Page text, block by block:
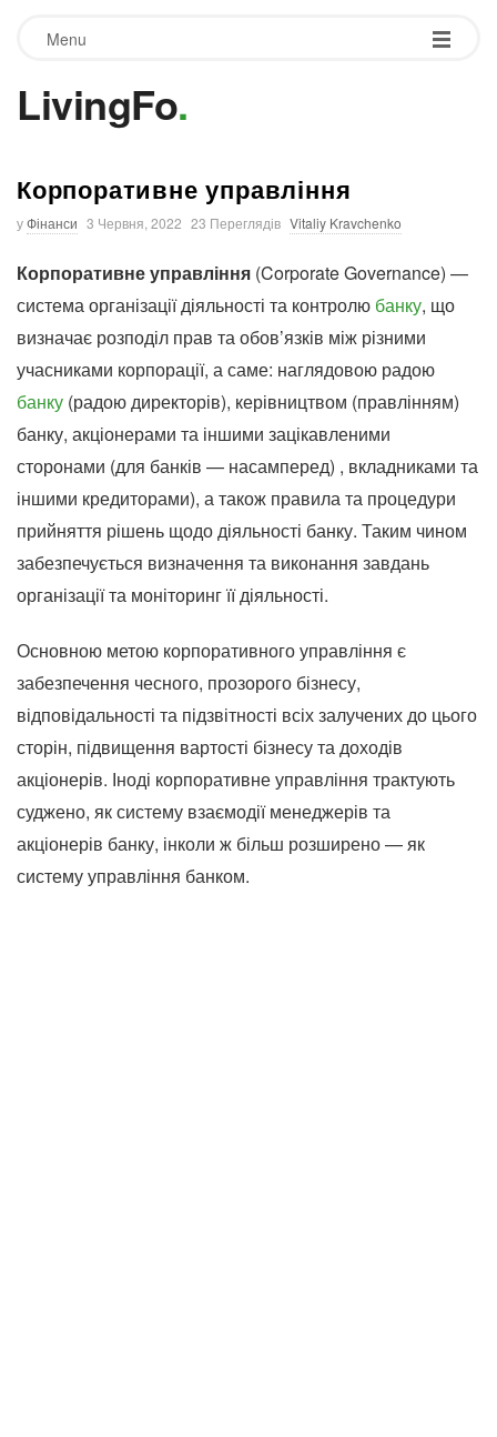
Menu
LivingFo.
Корпоративне управління
уФінанси 3 Червня, 2022 23 Переглядів Vitaliy Kravchenko
Корпоративне управління (Corporate Governance) —
система організації діяльності та контролю банку, що
визначає розподіл прав та обов’язків між різними
учасниками корпорації, а саме: наглядовою радою
банку (радою директорів), керівництвом (правлінням)
банку, акціонерами та іншими зацікавленими
сторонами (для банків — насамперед) , вкладниками та
іншими кредиторами), а також правила та процедури
прийняття рішень щодо діяльності банку. Таким чином
забезпечується визначення та виконання завдань
організації та моніторинг її діяльності.
Основною метою корпоративного управління є
забезпечення чесного, прозорого бізнесу,
відповідальності та підзвітності всіх залучених до цього
сторін, підвищення вартості бізнесу та доходів
акціонерів. Іноді корпоративне управління трактують
суджено, як систему взаємодії менеджерів та
акціонерів банку, інколи ж більш розширено — як
систему управління банком.